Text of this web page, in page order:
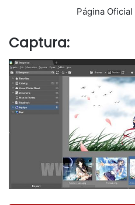
Página Oficial |
Captura: